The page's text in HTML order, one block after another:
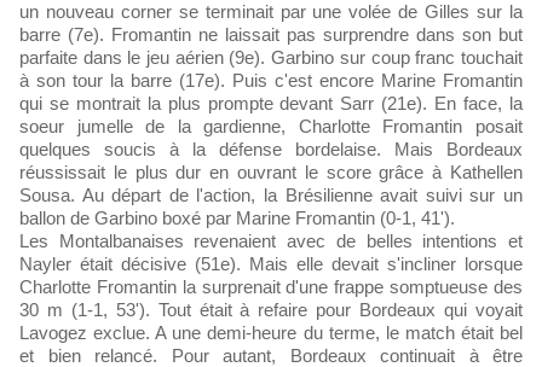
un nouveau corner se terminait par une volée de Gilles sur la
barre (7e). Fromantin ne laissait pas surprendre dans son but
parfaite dans le jeu aérien (9e). Garbino sur coup franc touchait
à son tour la barre (17e). Puis c'est encore Marine Fromantin
qui se montrait la plus prompte devant Sarr (21e). En face, la
soeur jumelle de la gardienne, Charlotte Fromantin posait
quelques soucis à la défense bordelaise. Mais Bordeaux
réussissait le plus dur en ouvrant le score grâce à Kathellen
Sousa. Au départ de l'action, la Brésilienne avait suivi sur un
ballon de Garbino boxé par Marine Fromantin (0-1, 41').
Les Montalbanaises revenaient avec de belles intentions et
Nayler était décisive (51e). Mais elle devait s'incliner lorsque
Charlotte Fromantin la surprenait d'une frappe somptueuse des
30 m (1-1, 53'). Tout était à refaire pour Bordeaux qui voyait
Lavogez exclue. A une demi-heure du terme, le match était bel
et bien relancé. Pour autant, Bordeaux continuait à être